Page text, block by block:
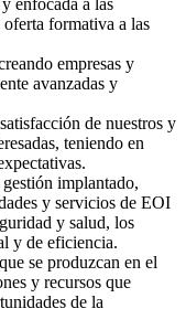
oferta formativa a las
empresas y
avanzadas y
de nuestros y
teniendo en
implantado,
y servicios de EOI
y salud, los
y de eficiencia.
se produzcan en el
y recursos que
de la